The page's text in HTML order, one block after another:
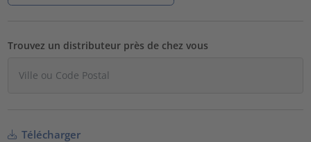
Trouvez un distributeur près de chez vous
Télécharger